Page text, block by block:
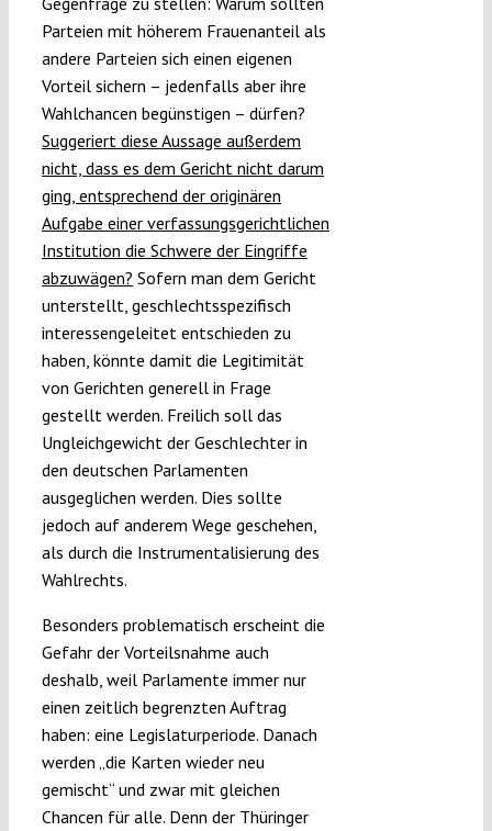
Parteien mit höherem Frauenanteil als
andere Parteien sich einen eigenen
Vorteil sichern – jedenfalls aber ihre
Wahlchancen begünstigen – dürfen?
Suggeriert diese Aussage außerdem
nicht, dass es dem Gericht nicht darum
ging, entsprechend der originären
Aufgabe einer verfassungsgerichtlichen
Institution die Schwere der Eingriffe
abzuwägen? Sofern man dem Gericht
unterstellt, geschlechtsspezifisch
interessengeleitet entschieden zu
haben, könnte damit die Legitimität
von Gerichten generell in Frage
gestellt werden. Freilich soll das
Ungleichgewicht der Geschlechter in
den deutschen Parlamenten
ausgeglichen werden. Dies sollte
jedoch auf anderem Wege geschehen,
als durch die Instrumentalisierung des
Wahlrechts.
Besonders problematisch erscheint die
Gefahr der Vorteilsnahme auch
deshalb, weil Parlamente immer nur
einen zeitlich begrenzten Auftrag
haben: eine Legislaturperiode. Danach
werden „die Karten wieder neu
gemischt“ und zwar mit gleichen
Chancen für alle. Denn der Thüringer